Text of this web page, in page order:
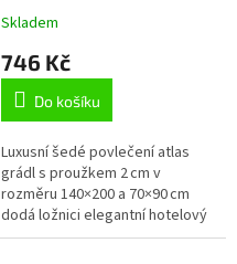
140x200, 70x90 cm flap
Skladem
746 Kč
Do košíku
Luxusní šedé povlečení atlas
grádl s proužkem 2 cm v
rozměru 140×200 a 70×90 cm
dodá ložnici elegantní hotelový
vzhled. 100% bavlna s jemným